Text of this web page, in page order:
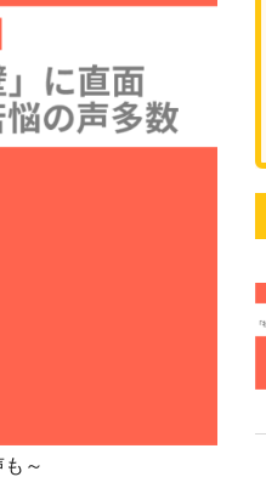
ラーニングサークル
セキュリティー
～